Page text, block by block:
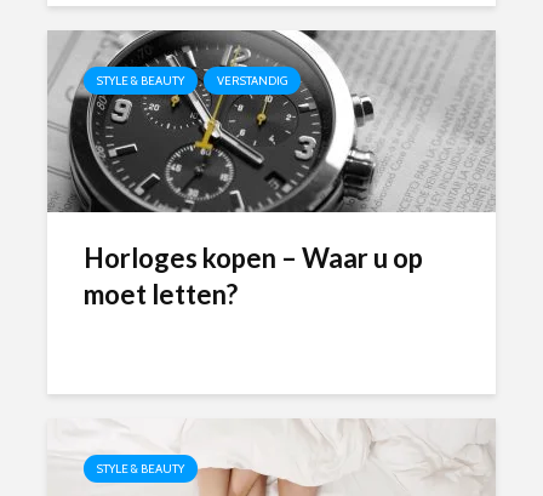
STYLE & BEAUTY VERSTANDIG
Horloges kopen – Waar u op
moet letten?
STYLE & BEAUTY